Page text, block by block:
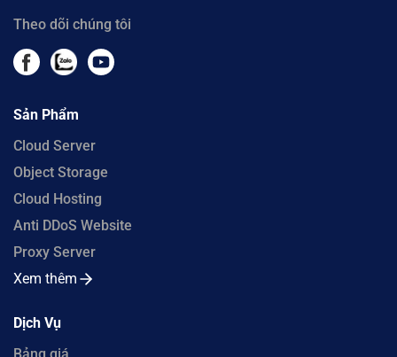
Theo dõi chúng tôi
Sản Phẩm
Cloud Server
Object Storage
Cloud Hosting
Anti DDoS Website
Proxy Server
Xem thêm
Dịch Vụ
Bảng giá